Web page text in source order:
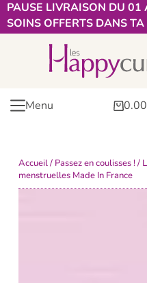
PAUSE LIVRAISON DU
SOINS OFFERTS DANS
Menu 0.00
Accueil/ Passez en coulisses !/
menstruelles Made In France